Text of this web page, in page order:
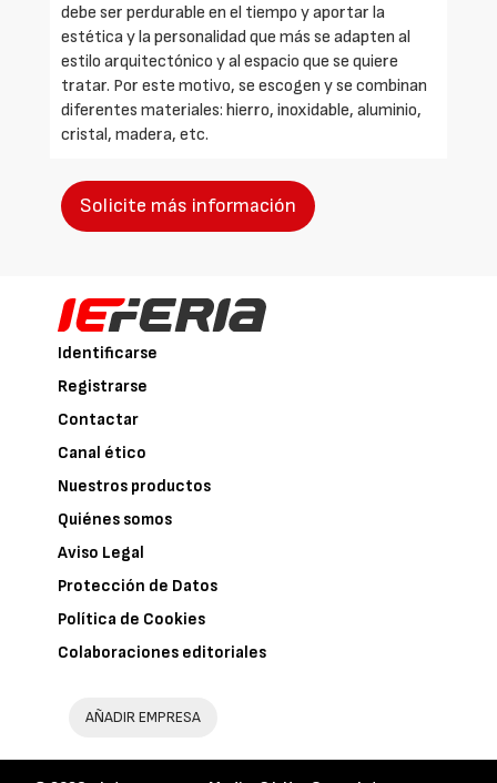
debe ser perdurable en el tiempo y aportar la
estética y la personalidad que más se adapten al
estilo arquitectónico y al espacio que se quiere
tratar. Por este motivo, se escogen y se combinan
diferentes materiales: hierro, inoxidable, aluminio,
cristal, madera, etc.
Solicite más información
Identificarse
Registrarse
Contactar
Canal ético
Nuestros productos
Quiénes somos
Aviso Legal
Protección de Datos
Política de Cookies
Colaboraciones editoriales
AÑADIR EMPRESA